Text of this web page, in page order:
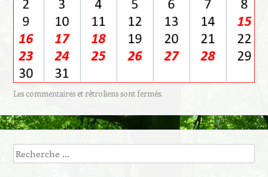
Les commentaires et rétroliens sont fermés.
Recherche